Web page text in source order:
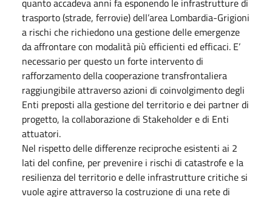
trasporto (strade, ferrovie) dell’area Lombardia-Grigioni
a rischi che richiedono una gestione delle emergenze
da affrontare con modalità più efficienti ed efficaci. E’
necessario per questo un forte intervento di
rafforzamento della cooperazione transfrontaliera
raggiungibile attraverso azioni di coinvolgimento degli
Enti preposti alla gestione del territorio e dei partner di
progetto, la collaborazione di Stakeholder e di Enti
attuatori.
Nel rispetto delle differenze reciproche esistenti ai 2
lati del confine, per prevenire i rischi di catastrofe e la
resilienza del territorio e delle infrastrutture critiche si
vuole agire attraverso la costruzione di una rete di